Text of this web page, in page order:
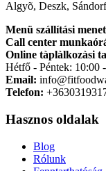
Algyõ, Deszk,
Menü szállítási
Call center
Online tàplàlkozàsi
Hétfő - Péntek: 10:00
Email:
Telefon:
Hasznos oldalak
Blog
Rólunk